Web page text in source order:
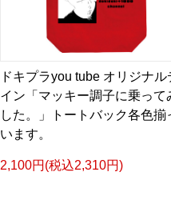
ドキプラyou tube オリジナル
イン「マッキー調子に乗って
した。」トートバック各色揃
います。
2,100円(税込2,310円)